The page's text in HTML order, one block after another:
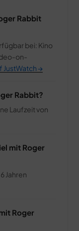
Rabbit
bei: Kino
on-
JustWatch →
Rabbit?
Laufzeit von
mit Roger
Jahren
Roger